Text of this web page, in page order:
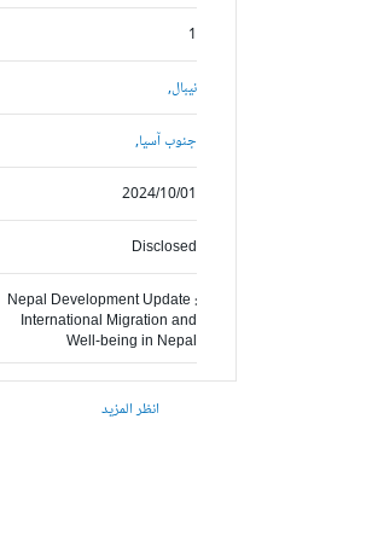
1
نيبال,
جنوب آسيا,
2024/10/01
Disclosed
Nepal Development Update :
International Migration and
Well-being in Nepal
انظر المزيد